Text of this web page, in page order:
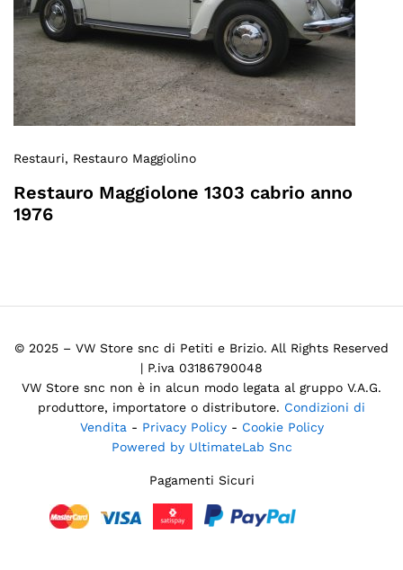
Restauri, Restauro Maggiolino
Restauro Maggiolone 1303 cabrio anno
1976
© 2025 – VW Store snc di Petiti e Brizio. All Rights Reserved
| P.iva 03186790048
VW Store snc non è in alcun modo legata al gruppo V.A.G.
produttore, importatore o distributore. Condizioni di
Vendita - Privacy Policy - Cookie Policy
Powered by UltimateLab Snc
Pagamenti Sicuri